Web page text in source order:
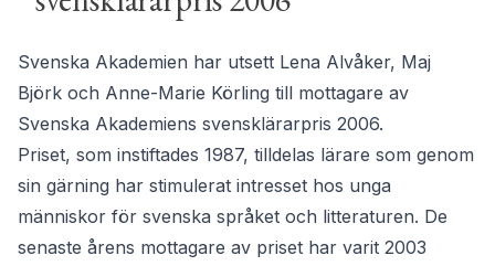
Svenska Akademien har utsett Lena Alvåker, Maj
Björk och Anne-Marie Körling till mottagare av
Svenska Akademiens svensklärarpris 2006.
Priset, som instiftades 1987, tilldelas lärare som genom
sin gärning har stimulerat intresset hos unga
människor för svenska språket och litteraturen. De
senaste årens mottagare av priset har varit 2003